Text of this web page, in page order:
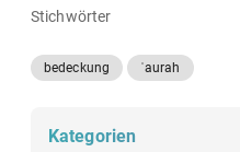
Stichwörter
bedeckung ʾaurah
Kategorien